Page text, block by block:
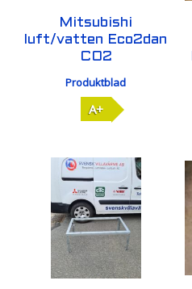
Mitsubishi
luft/vatten Eco2dan
CO2
Produktblad
A+